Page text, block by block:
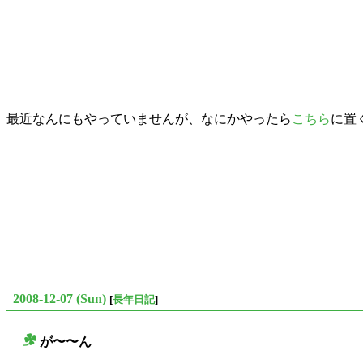
最近なんにもやっていませんが、なにかやったら こちらに置
2008-12-07 (Sun) [長年日記]
が〜〜ん